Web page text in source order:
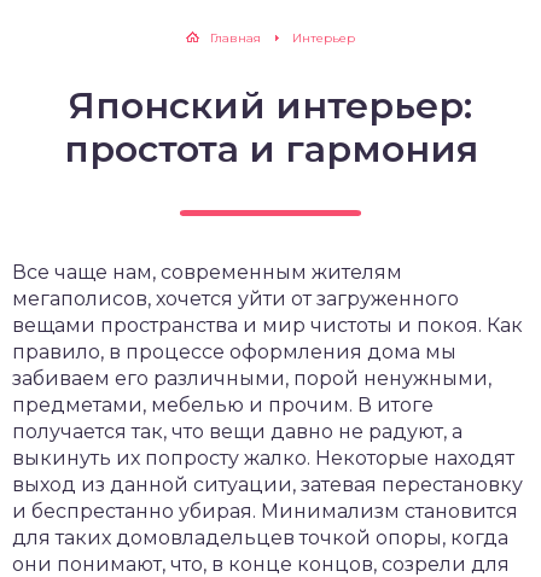
Главная Интерьер
Японский интерьер:
простота и гармония
Все чаще нам, современным жителям
мегаполисов, хочется уйти от загруженного
вещами пространства и мир чистоты и покоя. Как
правило, в процессе оформления дома мы
забиваем его различными, порой ненужными,
предметами, мебелью и прочим. В итоге
получается так, что вещи давно не радуют, а
выкинуть их попросту жалко. Некоторые находят
выход из данной ситуации, затевая перестановку
и беспрестанно убирая. Минимализм становится
для таких домовладельцев точкой опоры, когда
они понимают, что, в конце концов, созрели для